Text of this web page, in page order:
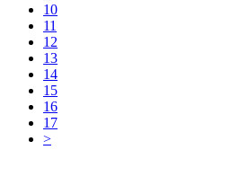
10
11
12
13
14
15
16
17
>